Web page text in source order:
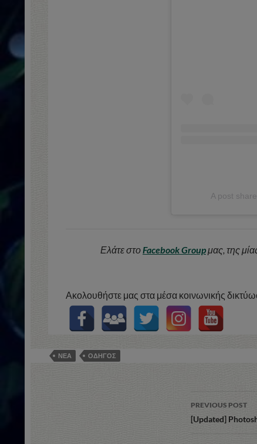
A post
Ελάτε στοFacebook Groupμας, της
Ακολουθήστε μας στα μέσα κοινωνικής
ΝΕΑ ΟΔΗΓΟΣ
Post
PREVIOUS POST
[Updated]